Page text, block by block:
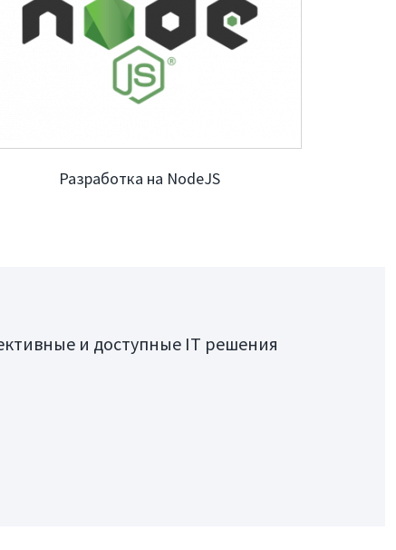
Разработка на NodeJS
и доступные IT решения